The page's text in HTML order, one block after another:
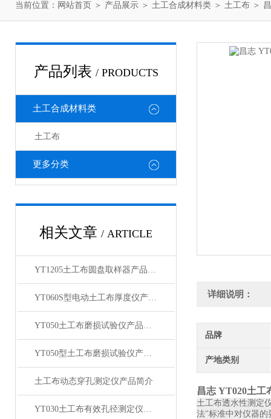
当前位置： 网站首页 ＞ 产品展示 ＞ 土工合成材料类 ＞ 土工布 ＞
产品列表 / PRODUCTS
土工合成材料类
土工布
更多分类
相关文章 / ARTICLE
YT1205土工布圆盘取样器产品展示
YT060S型电动土工布厚度仪产品展示
YT050土工布磨损试验仪产品展示
YT050型土工布磨损试验仪产品展示
土工布动态穿孔测定仪产品简介
YT030土工布有效孔径测定仪（湿筛法）产品简介
详细说明：
品牌
产地类别
昌志 YT020土工
土工布透水性测定
法"标准中对仪器的